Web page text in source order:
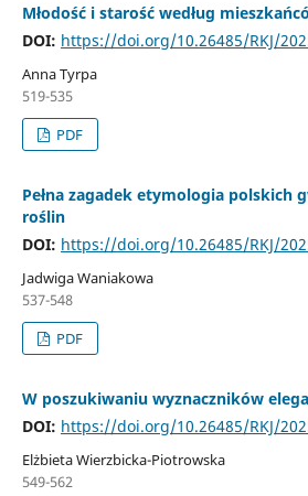
Młodość i starość według
DOI: https://doi.org/10.26485/RKJ/
Anna Tyrpa
519-535
PDF
Pełna zagadek etymologia polskich
roślin
DOI: https://doi.org/10.26485/RKJ/
Jadwiga Waniakowa
537-548
PDF
W poszukiwaniu wyznaczników
DOI: https://doi.org/10.26485/RKJ/
Elżbieta Wierzbicka-Piotrowska
549-562